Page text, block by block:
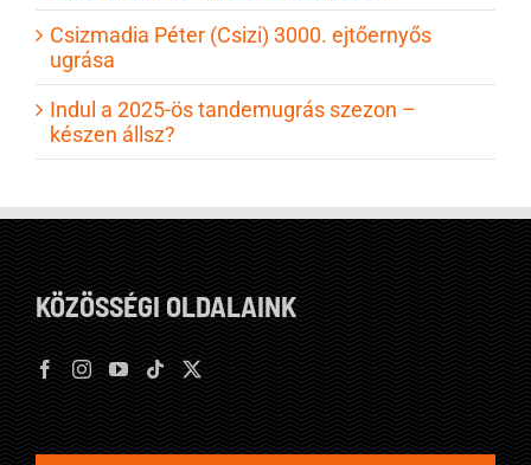
Csizmadia Péter (Csizi) 3000. ejtőernyős
ugrása
Indul a 2025-ös tandemugrás szezon –
készen állsz?
KÖZÖSSÉGI OLDALAINK